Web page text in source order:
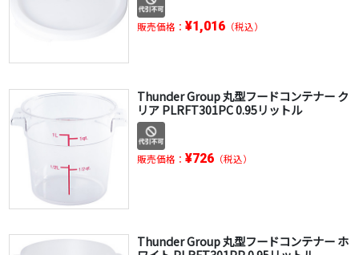
販売価格： ¥1,016（税込）
Thunder Group 丸型フードコンテナー ク
リア PLRFT301PC 0.95リットル
販売価格： ¥726（税込）
Thunder Group 丸型フードコンテナー ホ